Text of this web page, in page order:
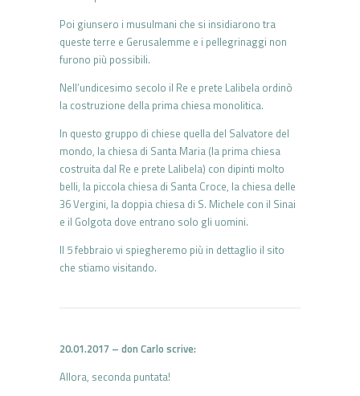
Poi giunsero i musulmani che si insidiarono tra
queste terre e Gerusalemme e i pellegrinaggi non
furono più possibili.
Nell’undicesimo secolo il Re e prete Lalibela ordinò
la costruzione della prima chiesa monolitica.
In questo gruppo di chiese quella del Salvatore del
mondo, la chiesa di Santa Maria (la prima chiesa
costruita dal Re e prete Lalibela) con dipinti molto
belli, la piccola chiesa di Santa Croce, la chiesa delle
36 Vergini, la doppia chiesa di S. Michele con il Sinai
e il Golgota dove entrano solo gli uomini.
Il 5 febbraio vi spiegheremo più in dettaglio il sito
che stiamo visitando.
20.01.2017 – don Carlo scrive:
Allora, seconda puntata!